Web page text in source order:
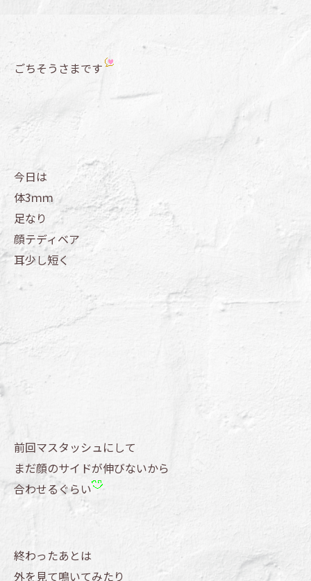
ごちそうさまです
今日は
体3ｍｍ
足なり
顔テディベア
耳少し短く
前回マスタッシュにして
まだ顔のサイドが伸びないから
合わせるぐらい
終わったあとは
外を見て鳴いてみたり